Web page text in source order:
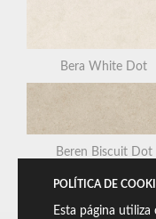
Bera White Dot
Beren Biscuit Dot
POLÍTICA DE
Esta página